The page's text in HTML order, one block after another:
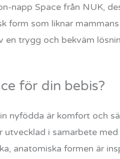
napp Space från NUK,
form som liknar
trygg och bekväm
för din bebis?
nyfödda är komfort och
i samarbete
anatomiska formen är